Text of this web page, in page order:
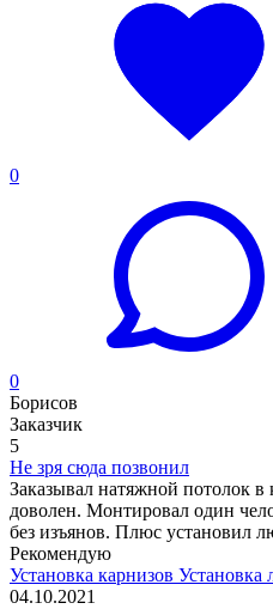
0
0
Борисов
Заказчик
5
Не зря сюда позвонил
Заказывал натяжной потолок в
доволен. Монтировал один
без изъянов. Плюс установил
Рекомендую
Установка карнизов Установка
04.10.2021